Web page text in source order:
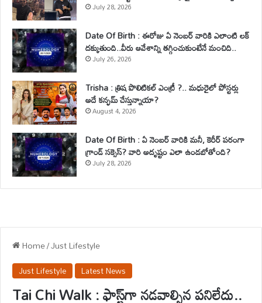
July 28, 2026
Date Of Birth : ఈరోజు ఏ నెంబర్ వారికి ఎలాంటి లక్
దక్కుతుంది..వీరు ఆవేశాన్ని తగ్గించుకుంటేనే మంచిది..
July 26, 2026
Trisha : త్రిష పొలిటికల్ ఎంట్రీ ?.. మధురైలో పోస్టర్లు
అదే కన్ఫమ్ చేస్తున్నాయా?
August 4, 2026
Date Of Birth : ఏ నెంబర్ వారికి మనీ, కెరీర్ పరంగా
గ్రాండ్ సక్సెస్? వారి అదృష్టం ఎలా ఉండబోతోంది?
July 28, 2026